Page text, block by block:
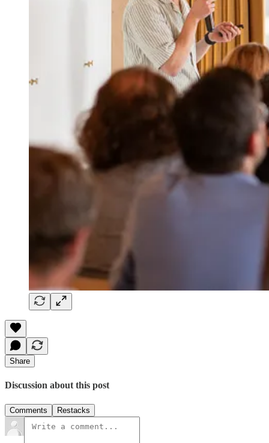
Share
Discussion about this post
Comments Restacks